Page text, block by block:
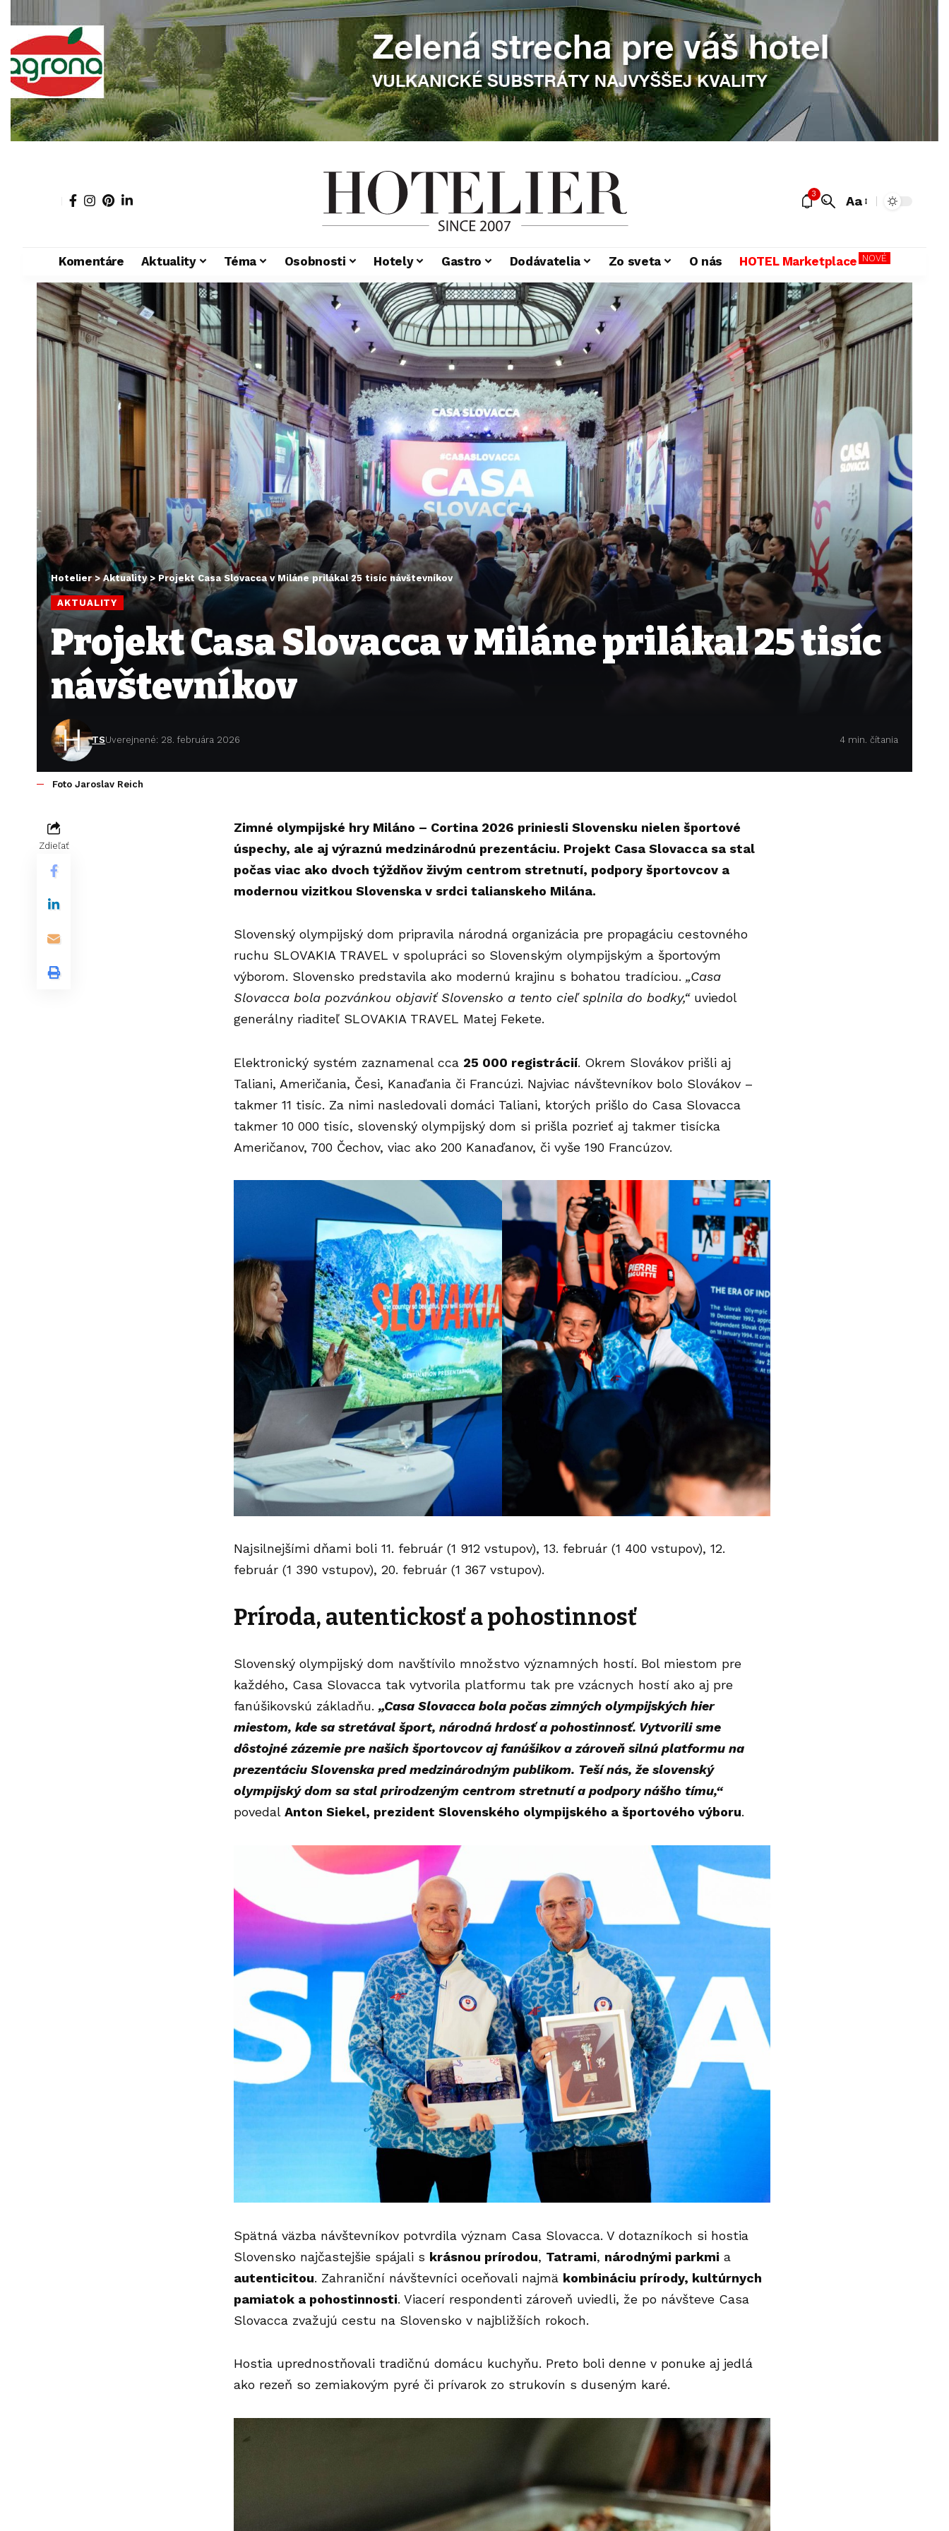
3 Aa
Komentáre Aktuality Téma Osobnosti Hotely Gastro Dodávatelia Zo sveta O nás HOTEL Marketplace NOVÉ
Hotelier>Aktuality> Projekt Casa Slovacca v Miláne prilákal 25 tisíc návštevníkov
AKTUALITY
Projekt Casa Slovacca v Miláne prilákal 25 tisíc
návštevníkov
TSUverejnené: 28. februára 2026 4 min. čítania
Foto Jaroslav Reich
Zdieľať
Zimné olympijské hry Miláno – Cortina 2026 priniesli Slovensku nielen športové
úspechy, ale aj výraznú medzinárodnú prezentáciu. Projekt Casa Slovacca sa stal
počas viac ako dvoch týždňov živým centrom stretnutí, podpory športovcov a
modernou vizitkou Slovenska v srdci talianskeho Milána.
Slovenský olympijský dom pripravila národná organizácia pre propagáciu cestovného
ruchu SLOVAKIA TRAVEL v spolupráci so Slovenským olympijským a športovým
výborom. Slovensko predstavila ako modernú krajinu s bohatou tradíciou. „Casa
Slovacca bola pozvánkou objaviť Slovensko a tento cieľ splnila do bodky,“uviedol
generálny riaditeľ SLOVAKIA TRAVEL Matej Fekete.
Elektronický systém zaznamenal cca 25 000 registrácií. Okrem Slovákov prišli aj
Taliani, Američania, Česi, Kanaďania či Francúzi. Najviac návštevníkov bolo Slovákov –
takmer 11 tisíc. Za nimi nasledovali domáci Taliani, ktorých prišlo do Casa Slovacca
takmer 10 000 tisíc, slovenský olympijský dom si prišla pozrieť aj takmer tisícka
Američanov, 700 Čechov, viac ako 200 Kanaďanov, či vyše 190 Francúzov.
Najsilnejšími dňami boli 11. február (1 912 vstupov), 13. február (1 400 vstupov), 12.
február (1 390 vstupov), 20. február (1 367 vstupov).
Príroda, autentickosť a pohostinnosť
Slovenský olympijský dom navštívilo množstvo významných hostí. Bol miestom pre
každého, Casa Slovacca tak vytvorila platformu tak pre vzácnych hostí ako aj pre
fanúšikovskú základňu. „Casa Slovacca bola počas zimných olympijských hier
miestom, kde sa stretával šport, národná hrdosť a pohostinnosť. Vytvorili sme
dôstojné zázemie pre našich športovcov aj fanúšikov a zároveň silnú platformu na
prezentáciu Slovenska pred medzinárodným publikom. Teší nás, že slovenský
olympijský dom sa stal prirodzeným centrom stretnutí a podpory nášho tímu,“
povedal Anton Siekel, prezident Slovenského olympijského a športového výboru.
Spätná väzba návštevníkov potvrdila význam Casa Slovacca. V dotazníkoch si hostia
Slovensko najčastejšie spájali s krásnou prírodou, Tatrami, národnými parkmi a
autenticitou. Zahraniční návštevníci oceňovali najmä kombináciu prírody, kultúrnych
pamiatok a pohostinnosti. Viacerí respondenti zároveň uviedli, že po návšteve Casa
Slovacca zvažujú cestu na Slovensko v najbližších rokoch.
Hostia uprednostňovali tradičnú domácu kuchyňu. Preto boli denne v ponuke aj jedlá
ako rezeň so zemiakovým pyré či prívarok zo strukovín s duseným karé.